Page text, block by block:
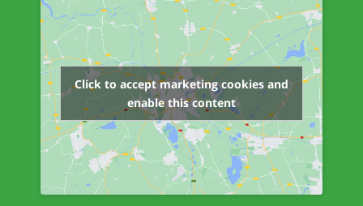
Click to accept marketing cookies and
enable this content